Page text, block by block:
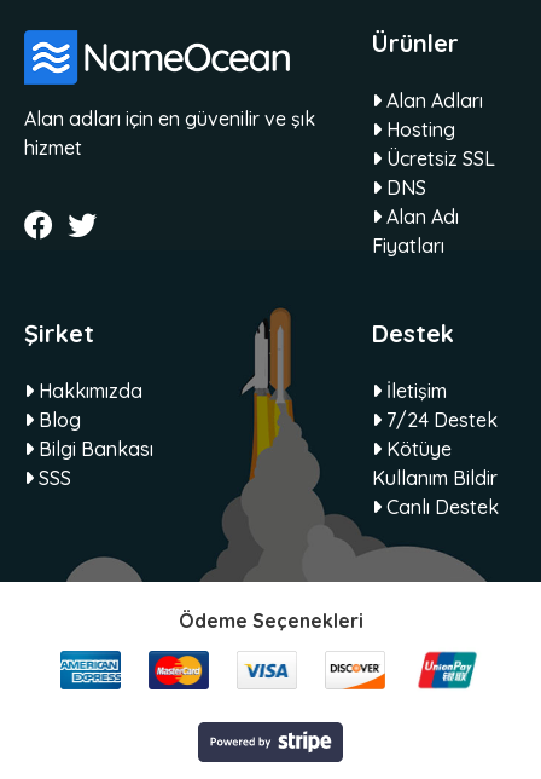
Alan adları için en güvenilir ve şık
hizmet
Ürünler
Alan Adları
Hosting
Ücretsiz SSL
DNS
Alan Adı
Fiyatları
Şirket
Hakkımızda
Blog
Bilgi Bankası
SSS
Destek
İletişim
7/24 Destek
Kötüye
Kullanım Bildir
Canlı Destek
Ödeme Seçenekleri